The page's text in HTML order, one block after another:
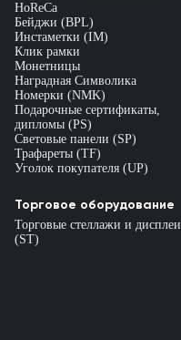
HoReCa
Бейджи (BPL)
Инстаметки (IM)
Клик рамки
Монетницы
Наградная Символика
Номерки (NMK)
Подарочные сертификаты,
дипломы (PS)
Световые панели (SP)
Трафареты (TF)
Уголок покупателя (UP)
Торговое оборудование
Торговые стеллажи и дисплеи
(ST)